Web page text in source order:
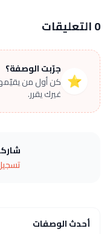
0 التعليقات
⭐
جرّبت الوصفة؟
كن أول من
غيرك يقرر.
أحدث الوصفات